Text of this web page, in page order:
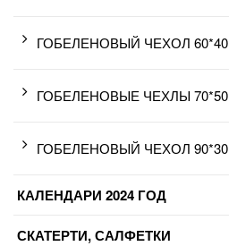
ГОБЕЛЕНОВЫЙ ЧЕХОЛ 60*40
ГОБЕЛЕНОВЫЕ ЧЕХЛЫ 70*50
ГОБЕЛЕНОВЫЙ ЧЕХОЛ 90*30
КАЛЕНДАРИ 2024 ГОД
СКАТЕРТИ, САЛФЕТКИ